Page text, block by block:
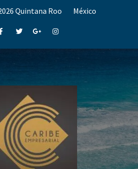
Quintana Roo México
TwitterGoogle+Instagram